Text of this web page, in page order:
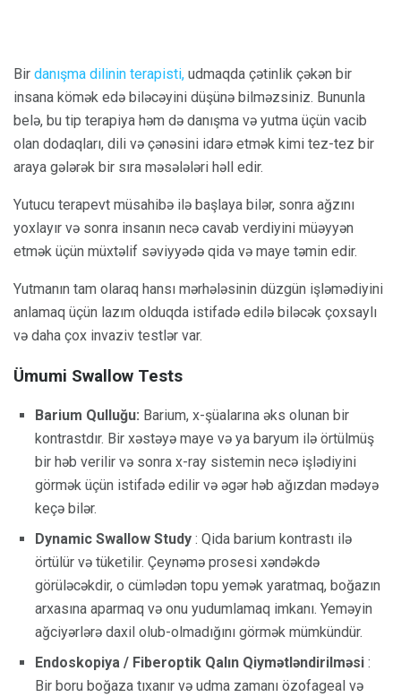
Bir danışma dilinin terapisti, udmaqda çətinlik çəkən bir
insana kömək edə biləcəyini düşünə bilməzsiniz. Bununla
belə, bu tip terapiya həm də danışma və yutma üçün vacib
olan dodaqları, dili və çənəsini idarə etmək kimi tez-tez bir
araya gələrək bir sıra məsələləri həll edir.
Yutucu terapevt müsahibə ilə başlaya bilər, sonra ağzını
yoxlayır və sonra insanın necə cavab verdiyini müəyyən
etmək üçün müxtəlif səviyyədə qida və maye təmin edir.
Yutmanın tam olaraq hansı mərhələsinin düzgün işləmədiyini
anlamaq üçün lazım olduqda istifadə edilə biləcək çoxsaylı
və daha çox invaziv testlər var.
Ümumi Swallow Tests
Barium Qulluğu: Barium, x-şüalarına əks olunan bir
kontrastdır. Bir xəstəyə maye və ya baryum ilə örtülmüş
bir həb verilir və sonra x-ray sistemin necə işlədiyini
görmək üçün istifadə edilir və əgər həb ağızdan mədəyə
keçə bilər.
Dynamic Swallow Study : Qida barium kontrastı ilə
örtülür və tüketilir. Çeynəmə prosesi xəndəkdə
görüləcəkdir, o cümlədən topu yemək yaratmaq, boğazın
arxasına aparmaq və onu yudumlamaq imkanı. Yeməyin
ağciyərlərə daxil olub-olmadığını görmək mümkündür.
Endoskopiya / Fiberoptik Qalın Qiymətləndirilməsi :
Bir boru boğaza tıxanır və udma zamanı özofageal və